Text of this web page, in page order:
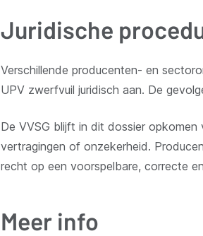
Juridische
Verschillende producenten- en
UPV zwerfvuil juridisch aan. De
De VVSG blijft in dit dossier
vertragingen of onzekerheid.
recht op een voorspelbare, correcte
Meer info